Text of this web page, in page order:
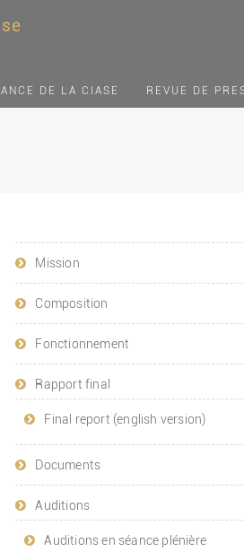
DE LA CIASE REVUE DE
Mission
Composition
Fonctionnement
Rapport final
Final report (english version)
Documents
Auditions
Auditions en séance plénière